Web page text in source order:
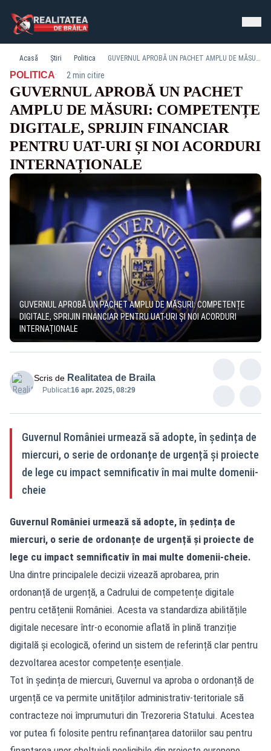
Acasă Știri Politica GUVERNUL APROBĂ UN PACHET AMPLU DE MĂSURI: COMPETENȚE DIGITALE, SPRIJIN FINANCIAR PENTRU UAT-URI ȘI NOI ACORDURI INTERNAȚIONALE
POLITICA· 2 min citire
GUVERNUL APROBĂ UN PACHET
AMPLU DE MĂSURI: COMPETENȚE
DIGITALE, SPRIJIN FINANCIAR
PENTRU UAT-URI ȘI NOI ACORDURI
INTERNAȚIONALE
GUVERNUL APROBĂ UN PACHET AMPLU DE MĂSURI: COMPETENȚE
DIGITALE, SPRIJIN FINANCIAR PENTRU UAT-URI ȘI NOI ACORDURI
INTERNAȚIONALE
Scris de Realitatea de Braila
Publicat:16 apr. 2025, 08:29
Guvernul României urmează să adopte, în ședința de
miercuri, o serie de ordonanțe de urgență și proiecte
de lege cu impact semnificativ în mai multe domenii-
cheie
Guvernul României urmează să adopte, în ședința de
miercuri, o serie de ordonanțe de urgență și proiecte de
lege cu impact semnificativ în mai multe domenii-cheie.
Una dintre principalele decizii vizează aprobarea, prin
ordonanță de urgență, a Cadrului de competențe digitale
pentru cetățenii României. Acesta va standardiza abilitățile
digitale necesare într-o economie aflată în plină tranziție
digitală și ecologică, oferind un sistem de referință clar pentru
dezvoltarea acestor competențe esențiale.
Tot în ședința de miercuri, Guvernul va aproba o ordonanță de
urgență ce va permite unităților administrativ-teritoriale să
contracteze noi împrumuturi din Trezoreria Statului. Acestea
vor putea fi folosite pentru refinanțarea datoriilor sau pentru